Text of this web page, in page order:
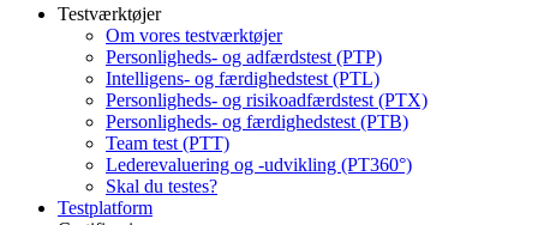
Testværktøjer
Om vores testværktøjer
Personligheds- og adfærdstest (PTP)
Intelligens- og færdighedstest (PTL)
Personligheds- og risikoadfærdstest (PTX)
Personligheds- og færdighedstest (PTB)
Team test (PTT)
Lederevaluering og -udvikling (PT360°)
Skal du testes?
Testplatform